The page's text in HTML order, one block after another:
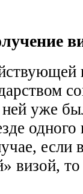
ней уже
одного
если
визой, то